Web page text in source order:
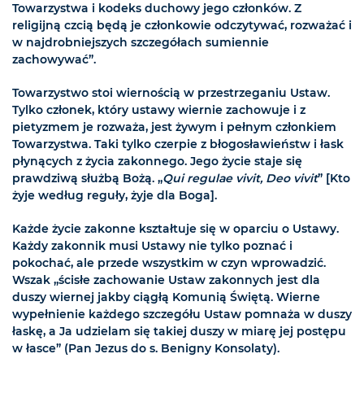
Towarzystwa i kodeks duchowy jego członków. Z
religijną czcią będą je członkowie odczytywać, rozważać i
w najdrobniejszych szczegółach sumiennie
zachowywać”.
Towarzystwo stoi wiernością w przestrzeganiu Ustaw.
Tylko członek, który ustawy wiernie zachowuje i z
pietyzmem je rozważa, jest żywym i pełnym członkiem
Towarzystwa. Taki tylko czerpie z błogosławieństw i łask
płynących z życia zakonnego. Jego życie staje się
prawdziwą służbą Bożą. „Qui regulae vivit, Deo vivit” [Kto
żyje według reguły, żyje dla Boga].
Każde życie zakonne kształtuje się w oparciu o Ustawy.
Każdy zakonnik musi Ustawy nie tylko poznać i
pokochać, ale przede wszystkim w czyn wprowadzić.
Wszak „ścisłe zachowanie Ustaw zakonnych jest dla
duszy wiernej jakby ciągłą Komunią Świętą. Wierne
wypełnienie każdego szczegółu Ustaw pomnaża w duszy
łaskę, a Ja udzielam się takiej duszy w miarę jej postępu
w łasce” (Pan Jezus do s. Benigny Konsolaty).